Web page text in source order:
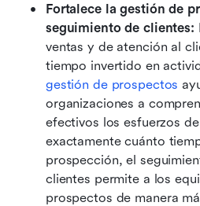
Fortalece la gestión de
seguimiento de clientes:
ventas y de atención al
tiempo invertido en
gestión de prospectos
organizaciones a
efectivos los esfuerzos
exactamente cuánto
prospección, el
clientes permite a los
prospectos de manera